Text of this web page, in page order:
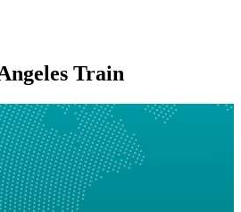
Train